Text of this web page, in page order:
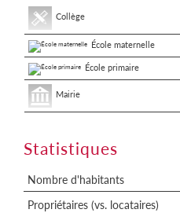
Collège
École maternelle
École primaire
Mairie
Statistiques
Nombre d'habitants
Propriétaires (vs. locataires)